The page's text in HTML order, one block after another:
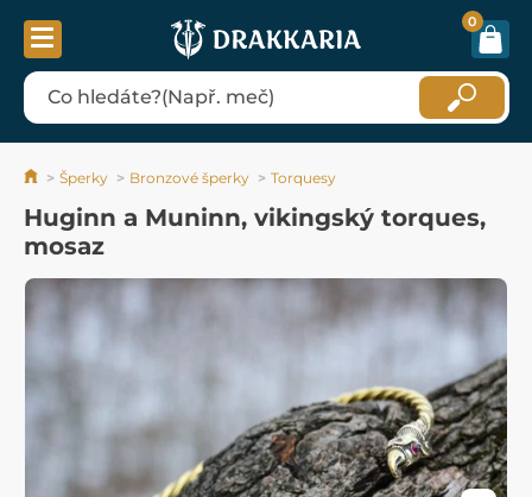
0
Šperky Bronzové šperky Torquesy
Huginn a Muninn, vikingský torques,
mosaz